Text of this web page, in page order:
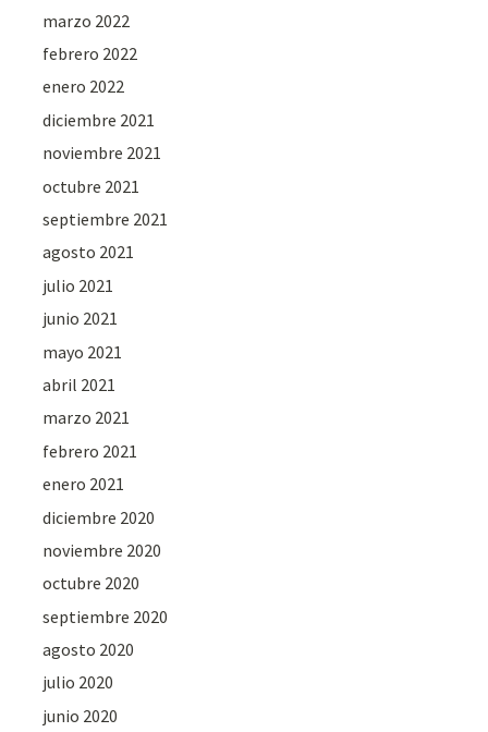
marzo 2022
febrero 2022
enero 2022
diciembre 2021
noviembre 2021
octubre 2021
septiembre 2021
agosto 2021
julio 2021
junio 2021
mayo 2021
abril 2021
marzo 2021
febrero 2021
enero 2021
diciembre 2020
noviembre 2020
octubre 2020
septiembre 2020
agosto 2020
julio 2020
junio 2020